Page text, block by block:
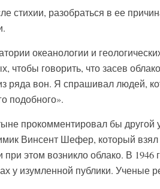
стихии, разобраться в ее
океанологии и
чтобы говорить, что засев
ряда вон. Я спрашивал людей,
подобного».
прокомментировал бы другой
Винсент Шефер, который
этом возникло облако. В 1946
у изумленной публики. Ученые